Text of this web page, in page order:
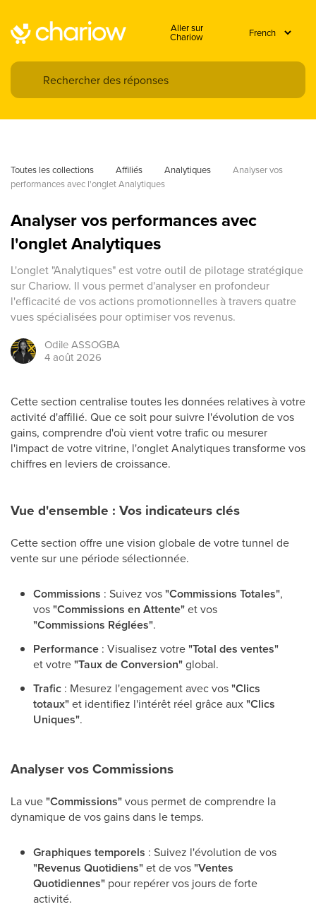
Aller sur
Chariow
Toutes les collections Affiliés Analytiques
Analyser vos
performances avec l'onglet Analytiques
Analyser vos performances avec
l'onglet Analytiques
L'onglet "Analytiques" est votre outil de pilotage stratégique
sur Chariow. Il vous permet d'analyser en profondeur
l'efficacité de vos actions promotionnelles à travers quatre
vues spécialisées pour optimiser vos revenus.
OdileASSOGBA
4 août 2026
Cette section centralise toutes les données relatives à votre
activité d'affilié. Que ce soit pour suivre l'évolution de vos
gains, comprendre d'où vient votre trafic ou mesurer
l'impact de votre vitrine, l'onglet Analytiques transforme vos
chiffres en leviers de croissance.
Vue d'ensemble : Vos indicateurs clés
Cette section offre une vision globale de votre tunnel de
vente sur une période sélectionnée.
Commissions : Suivez vos"Commissions Totales",
vos"Commissions en Attente"et vos
"Commissions Réglées".
Performance : Visualisez votre"Total des ventes"
et votre"Taux de Conversion"global.
Trafic : Mesurez l'engagement avec vos"Clics
totaux"et identifiez l'intérêt réel grâce aux"Clics
Uniques".
Analyser vos Commissions
La vue"Commissions"vous permet de comprendre la
dynamique de vos gains dans le temps.
Graphiques temporels : Suivez l'évolution de vos
"Revenus Quotidiens"et de vos"Ventes
Quotidiennes" pour repérer vos jours de forte
activité.